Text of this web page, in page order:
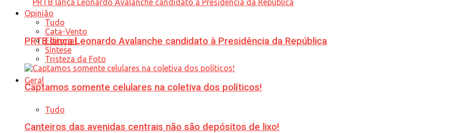
PRTB lança Leonardo Avalanche candidato à Presidência da República
Geral
Tudo
Opinião
Tudo
Cata-Vento
Editorial
Síntese
Tristeza da Foto
Captamos somente celulares na coletiva dos políticos!
Canteiros das avenidas centrais não são depósitos de lixo!